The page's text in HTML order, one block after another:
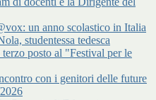
un anno scolastico in Italia
studentessa tedesca
posto al "Festival per le
con i genitori delle future